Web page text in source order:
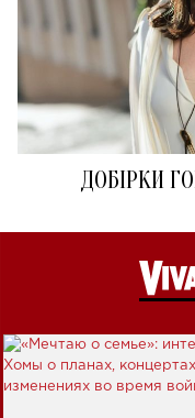
ДОБІРКИ